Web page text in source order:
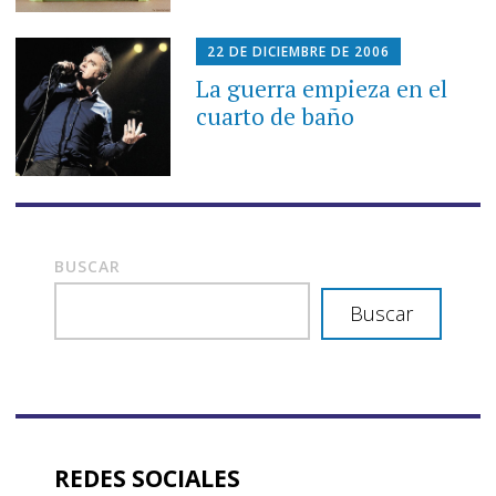
22 DE DICIEMBRE DE 2006
La guerra empieza en el
cuarto de baño
BUSCAR
Buscar
REDES SOCIALES